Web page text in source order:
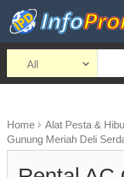
Home Alat Pesta &
Gunung Meriah Deli